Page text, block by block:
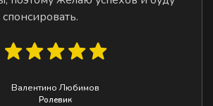
Валентино Любимов
Ролевик